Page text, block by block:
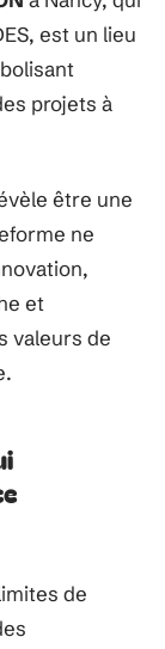
est un lieu
projets à
être une
ne
et
valeurs de
de